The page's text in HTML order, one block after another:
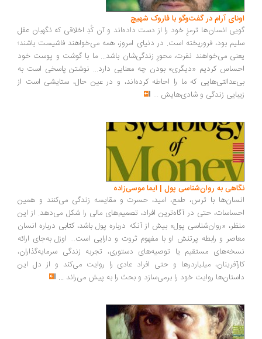
اونای آرام در گفت‌وگو با فاروک شهیچ‭
گویی انسان‌ها ترمزِ خود را از دست داده‌اند و آن کُدِ اخلاقی که نگهبان عقل
سلیم بود، فروریخته است. در دنیای امروز، همه می‌خواهند فاشیست باشند؛
یعنی می‌خواهند نفرت، محورِ زندگی‌شان باشد... ما با گوشت و پوست خود
احساس کردیم «دیگری» بودن چه معنایی دارد... نوشتن پاسخی است به
بی‌عدالتی‌هایی که ما را احاطه کرده‌اند، و در عین حال، ستایشی است از
زیبایی زندگی و شادی‌هایش ...
نگاهی به روان‌شناسی پول | ایما موسی‌زاده
انسان‌ها با ترس، طمع، امید، حسرت و مقایسه زندگی می‌کنند و همین
احساسات، حتی در آگاه‌ترین افراد، تصمیم‌های مالی را شکل می‌دهد. از این
منظر، «روان‌شناسی پول» بیش از آنکه درباره پول باشد، کتابی درباره انسان
معاصر و رابطه پرتنش او با مفهوم ثروت و دارایی است... اوزل به‌جای ارائه
نسخه‌های مستقیم یا توصیه‌های دستوری، تجربه زندگی سرمایه‌گذاران،
کارآفرینان، میلیاردرها و حتی افراد عادی را روایت می‌کند و از دل این
داستان‌ها روایت خود را برمی‌سازد و بحث را به پیش می‌راند ...